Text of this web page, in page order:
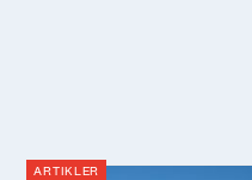
ARTIKLER